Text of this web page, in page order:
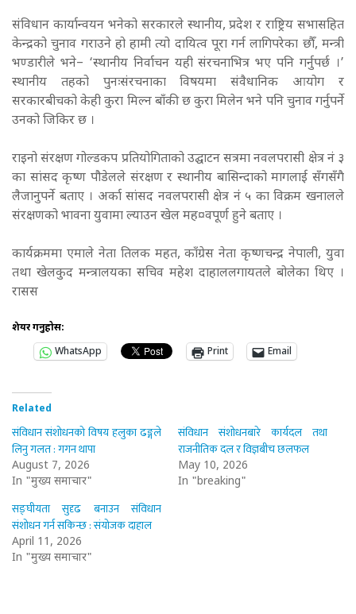
संविधान कार्यान्वयन भनेको सरकारले स्थानीय, प्रदेश र राष्ट्रिय सभासहित
केन्द्रको चुनाव गराउने हो हामी त्यो दायित्व पूरा गर्न लागिपरेका छौँ, मन्त्री
भण्डारीले भने– ‘स्थानीय निर्वाचन यही संरचनाभित्र भए पनि गर्नुपर्छ ।’
स्थानीय तहको पुनःसंरचनाका विषयमा संवैधानिक आयोग र
सरकारबीचको केही कुरा मिल्न बाँकी छ कुरा मिलेन भने पनि चुनाव गर्नुपर्ने
उनको जिकिर छ ।
राइनो संरक्षण गोल्डकप प्रतियोगिताको उद्घाटन सत्रमा नवलपरासी क्षेत्र नं ३
का सांसद कृष्ण पौडेलले संरक्षण र स्थानीय बासिन्दाको मागलाई सँगसँगै
लैजानुपर्ने बताए । अर्का सांसद नवलपरासी क्षेत्र नंं ५ का विक्रम खनालले
संरक्षणको भावना युवामा ल्याउन खेल मह¤वपूर्ण हुने बताए ।
कार्यक्रममा एमाले नेता तिलक महत, काँग्रेस नेता कृष्णचन्द्र नेपाली, युवा
तथा खेलकुद मन्त्रालयका सचिव महेश दाहाललगायतले बोलेका थिए ।
रासस
शेयर गर्नुहोस:
WhatsApp
Print Email
Related
संविधान संशोधनको विषय हलुका ढङ्गले
लिनु गलत : गगन थापा
August 7, 2026
In "मुख्य समाचार"
संविधान संशोधनबारे कार्यदल तथा
राजनीतिक दल र विज्ञबीच छलफल
May 10, 2026
In "breaking"
सङ्घीयता सुदृढ बनाउन संविधान
संशोधन गर्न सकिन्छ : संयोजक दाहाल
April 11, 2026
In "मुख्य समाचार"